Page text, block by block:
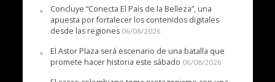
Concluye “Conecta El País de la Belleza”, una
apuesta por fortalecer los contenidos digitales
desde las regiones 06/08/2026
El Astor Plaza será escenario de una batalla que
promete hacer historia este sábado 06/08/2026